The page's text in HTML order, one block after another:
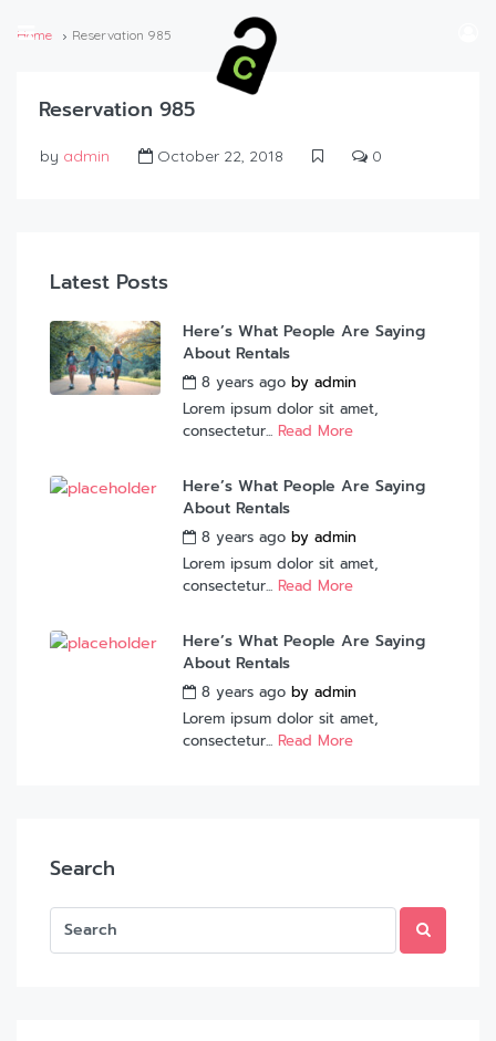
Home Reservation 985
Reservation 985
by admin October 22, 2018 0
Latest Posts
Here’s What People Are Saying
About Rentals
8 years ago by admin
Lorem ipsum dolor sit amet,
consectetur... Read More
Here’s What People Are Saying
About Rentals
8 years ago by admin
Lorem ipsum dolor sit amet,
consectetur... Read More
Here’s What People Are Saying
About Rentals
8 years ago by admin
Lorem ipsum dolor sit amet,
consectetur... Read More
Search